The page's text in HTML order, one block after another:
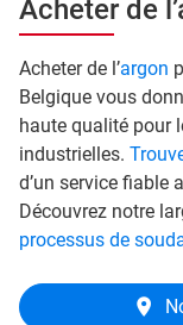
Acheter de
Acheter de l’argon
Belgique vous
haute qualité pour
industrielles.
d’un service fiable
Découvrez notre
processus de